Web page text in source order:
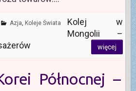
Azja, Koleje Świata
Kolej w
Mongolii –
więcej
Północnej –